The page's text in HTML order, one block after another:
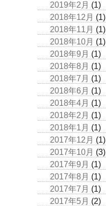
2019年2月 (1)
2018年12月 (1)
2018年11月 (1)
2018年10月 (1)
2018年9月 (1)
2018年8月 (1)
2018年7月 (1)
2018年6月 (1)
2018年4月 (1)
2018年2月 (1)
2018年1月 (1)
2017年12月 (1)
2017年10月 (3)
2017年9月 (1)
2017年8月 (1)
2017年7月 (1)
2017年5月 (2)